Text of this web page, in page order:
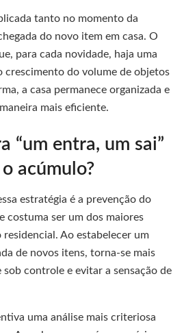
tanto no momento da
do novo item em casa. O
para cada novidade, haja uma
crescimento do volume de objetos
a casa permanece organizada e
mais eficiente.
“um entra, um sai”
acúmulo?
estratégia é a prevenção do
costuma ser um dos maiores
residencial. Ao estabelecer um
de novos itens, torna-se mais
controle e evitar a sensação de
uma análise mais criteriosa